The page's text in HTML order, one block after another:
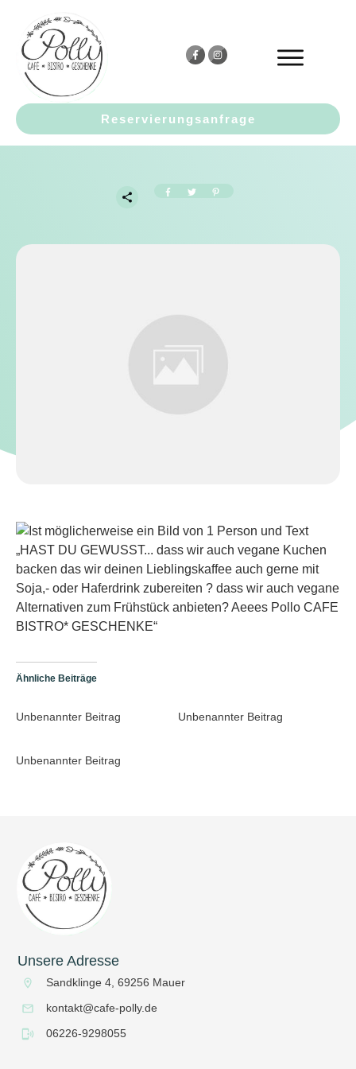
Reservierungsanfrage
Ähnliche Beiträge
Unbenannter Beitrag Unbenannter Beitrag
Unbenannter Beitrag
Unsere Adresse
Sandklinge 4, 69256 Mauer
kontakt@cafe-polly.de
06226-9298055